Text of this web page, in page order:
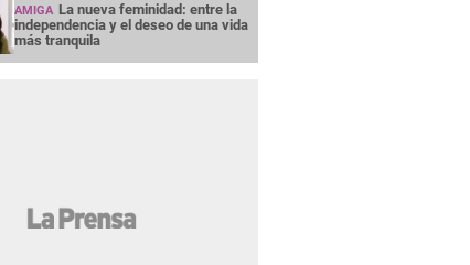
AMIGA La nueva feminidad: entre la
independencia y el deseo de una vida
más tranquila